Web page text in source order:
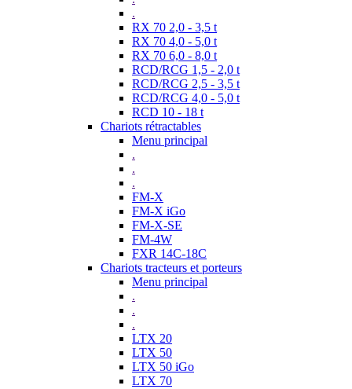
.
RX 70 2,0 - 3,5 t
RX 70 4,0 - 5,0 t
RX 70 6,0 - 8,0 t
RCD/RCG 1,5 - 2,0 t
RCD/RCG 2,5 - 3,5 t
RCD/RCG 4,0 - 5,0 t
RCD 10 - 18 t
Chariots rétractables
Menu principal
.
.
.
FM-X
FM-X iGo
FM-X-SE
FM-4W
FXR 14C-18C
Chariots tracteurs et porteurs
Menu principal
.
.
.
LTX 20
LTX 50
LTX 50 iGo
LTX 70